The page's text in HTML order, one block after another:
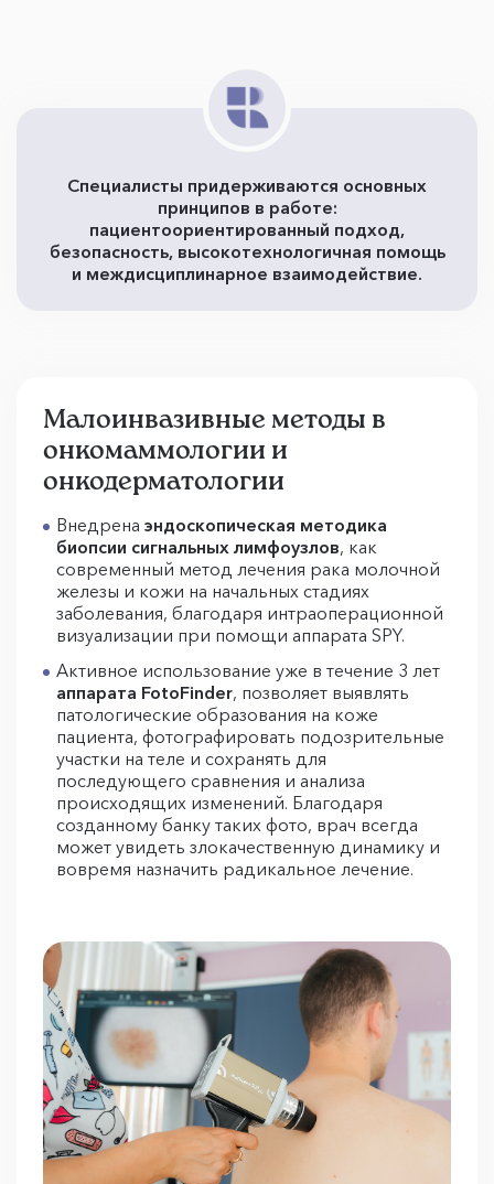
Специалисты придерживаются основных
принципов в работе:
пациентоориентированный подход,
безопасность, высокотехнологичная помощь
и междисциплинарное взаимодействие.
Малоинвазивные методы в
онкомаммологии и
онкодерматологии
Внедрена эндоскопическая методика
биопсии сигнальных лимфоузлов, как
современный метод лечения рака молочной
железы и кожи на начальных стадиях
заболевания, благодаря интраоперационной
визуализации при помощи аппарата SPY.
Активное использование уже в течение 3 лет
аппарата FotoFinder, позволяет выявлять
патологические образования на коже
пациента, фотографировать подозрительные
участки на теле и сохранять для
последующего сравнения и анализа
происходящих изменений. Благодаря
созданному банку таких фото, врач всегда
может увидеть злокачественную динамику и
вовремя назначить радикальное лечение.